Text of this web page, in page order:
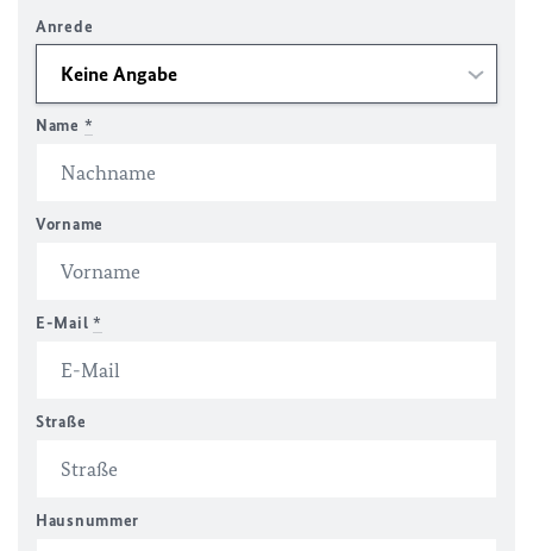
Anrede
Name *
Vorname
E-Mail *
Straße
Hausnummer